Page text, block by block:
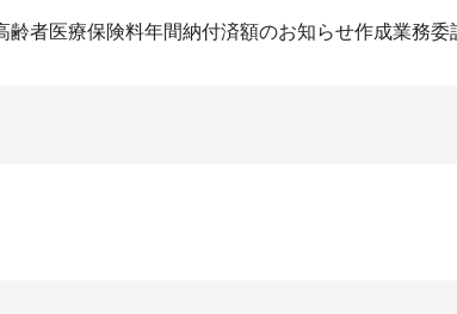
齢者医療保険料年間納付済額のお知らせ作成業務委